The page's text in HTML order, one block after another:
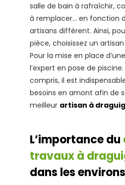
salle de bain à rafraîchir,
à remplacer… en fonction
artisans diffèrent. Ainsi,
pièce, choisissez un
Pour la mise en place
l’expert en pose de piscine.
compris, il est
besoins en amont afin de
meilleur artisan à
L’importance du
travaux à
dans les environs